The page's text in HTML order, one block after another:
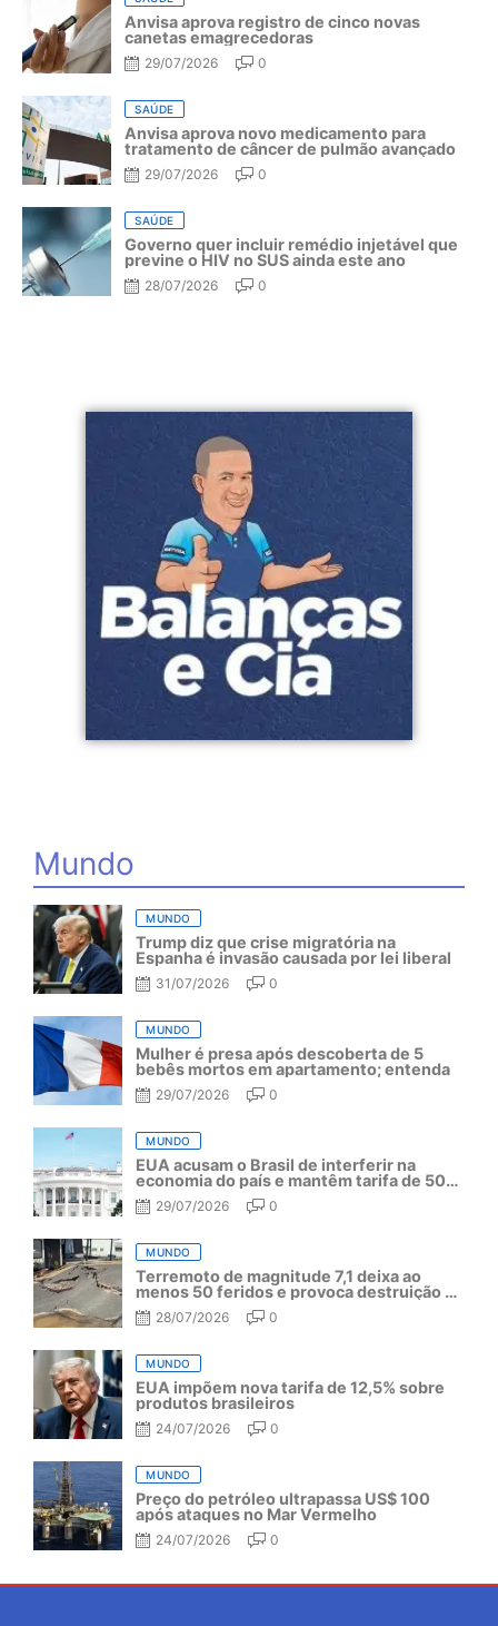
Anvisa aprova registro de cinco novas
canetas emagrecedoras
29/07/2026 0
SAÚDE
Anvisa aprova novo medicamento para
tratamento de câncer de pulmão avançado
29/07/2026 0
SAÚDE
Governo quer incluir remédio injetável que
previne o HIV no SUS ainda este ano
28/07/2026 0
Mundo
MUNDO
Trump diz que crise migratória na
Espanha é invasão causada por lei liberal
31/07/2026 0
MUNDO
Mulher é presa após descoberta de 5
bebês mortos em apartamento; entenda
29/07/2026 0
MUNDO
EUA acusam o Brasil de interferir na
economia do país e mantêm tarifa de 50%
por mais um ano
29/07/2026 0
MUNDO
Terremoto de magnitude 7,1 deixa ao
menos 50 feridos e provoca destruição no
Japão
28/07/2026 0
MUNDO
EUA impõem nova tarifa de 12,5% sobre
produtos brasileiros
24/07/2026 0
MUNDO
Preço do petróleo ultrapassa US$ 100
após ataques no Mar Vermelho
24/07/2026 0